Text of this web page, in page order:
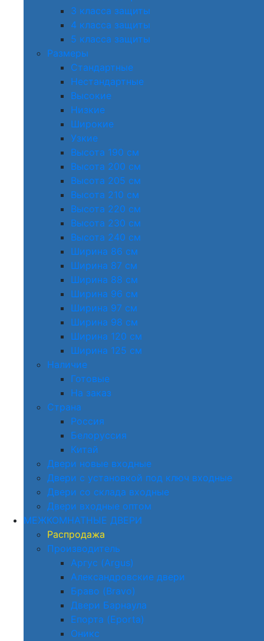
3 класса защиты
4 класса защиты
5 класса защиты
Размеры
Стандартные
Нестандартные
Высокие
Низкие
Широкие
Узкие
Высота 190 см
Высота 200 см
Высота 205 см
Высота 210 см
Высота 220 см
Высота 230 см
Высота 240 см
Ширина 86 см
Ширина 87 см
Ширина 88 см
Ширина 96 см
Ширина 97 см
Ширина 98 см
Ширина 120 см
Ширина 125 см
Наличие
Готовые
На заказ
Страна
Россия
Белоруссия
Китай
Двери новые входные
Двери с установкой под ключ входные
Двери со склада входные
Двери входные оптом
МЕЖКОМНАТНЫЕ ДВЕРИ
Распродажа
Производитель
Аргус (Argus)
Александровские двери
Браво (Bravo)
Двери Барнаула
Епорта (Eporta)
Оникс